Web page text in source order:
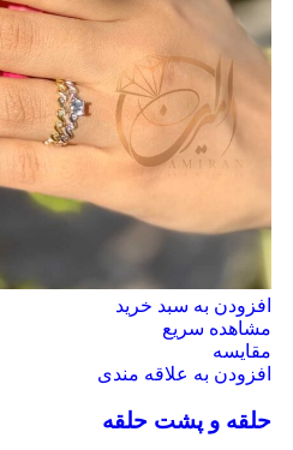
افزودن به سبد خرید
مشاهده سریع
مقایسه
افزودن به علاقه مندی
حلقه و پشت حلقه